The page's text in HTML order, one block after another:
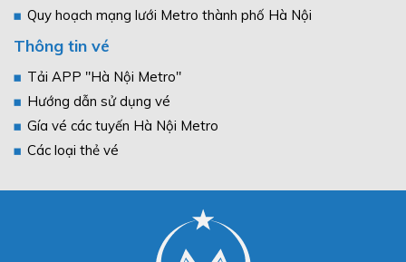
Quy hoạch mạng lưới Metro thành phố Hà Nội
Thông tin vé
Tải APP "Hà Nội Metro"
Hướng dẫn sử dụng vé
Gía vé các tuyến Hà Nội Metro
Các loại thẻ vé